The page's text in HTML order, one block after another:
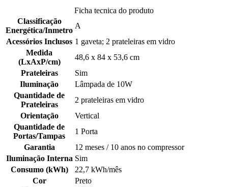
Ficha tecnica do produto
Classificação
Energética/Inmetro
A
Acessórios Inclusos 1 gaveta; 2 prateleiras em vidro
Medida
(LxAxP/cm)
48,6 x 84 x 53,6 cm
Prateleiras
Sim
Iluminação
Lâmpada de 10W
Quantidade de
Prateleiras
2 prateleiras em vidro
Orientação
Vertical
Quantidade de
Portas/Tampas
1 Porta
Garantia
12 meses / 10 anos no compressor
Iluminação Interna Sim
Consumo (kWh)
22,7 kWh/mês
Cor
Preto